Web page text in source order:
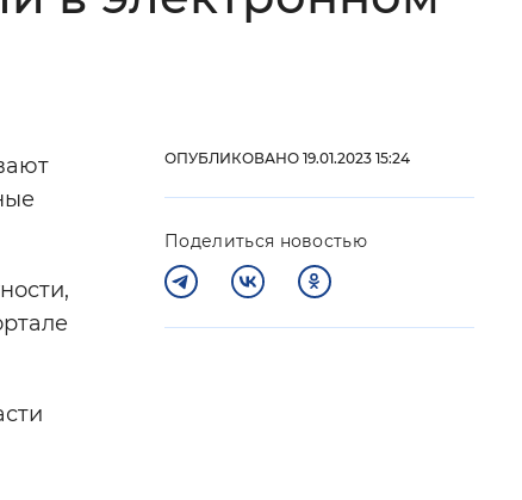
ОПУБЛИКОВАНО 19.01.2023 15:24
Поделиться новостью